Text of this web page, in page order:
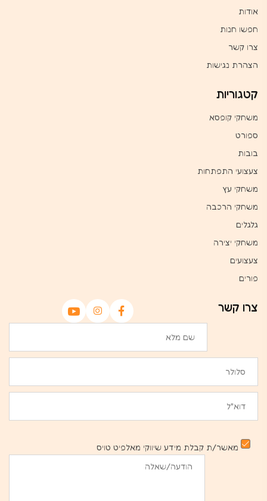
אודות
חפשו חנות
צרו קשר
הצהרת נגישות
קטגוריות
משחקי קופסא
ספורט
בובות
צעצועי התפתחות
משחקי עץ
משחקי הרכבה
גלגלים
משחקי יצירה
צעצועים
פורים
צרו קשר
מאשר/ת קבלת מידע שיווקי מאלפיט טויס